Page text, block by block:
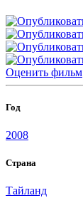
Оценить фильм
Год
2008
Страна
Тайланд